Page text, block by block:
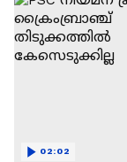
02:02